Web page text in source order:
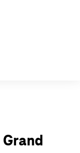
Grand